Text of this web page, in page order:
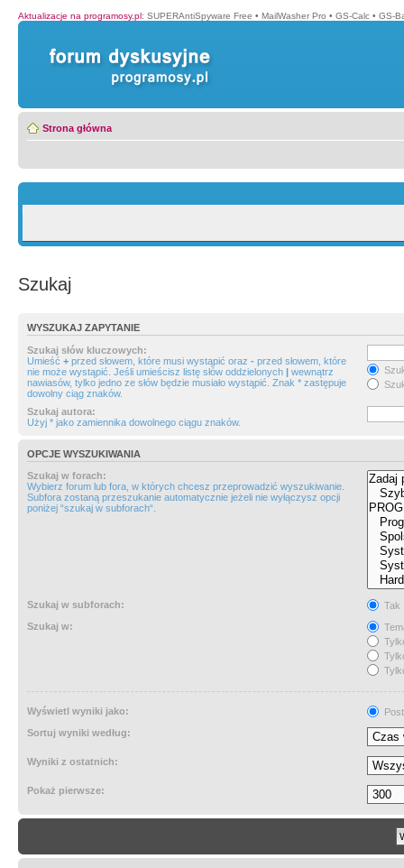
Aktualizacje na programosy.pl: SUPERAntiSpyware Free • MailWasher Pro • GS-Calc • GS-
Strona główna
Szukaj
WYSZUKAJ ZAPYTANIE
Szukaj słów kluczowych:
Umieść + przed słowem, które musi wystąpić oraz - przed słowem, które
nie może wystąpić. Jeśli umieścisz listę słów oddzielonych | wewnątrz
nawiasów, tylko jedno ze słów będzie musiało wystąpić. Znak * zastępuje
dowolny ciąg znaków.
Szukaj autora:
Użyj * jako zamiennika dowolnego ciągu znaków.
OPCJE WYSZUKIWANIA
Szukaj w forach:
Wybierz forum lub fora, w których chcesz przeprowadzić wyszukiwanie.
Subfora zostaną przeszukanie automatycznie jeżeli nie wyłączysz opcji
poniżej “szukaj w subforach“.
Szukaj w subforach:
Tak
Szukaj w:
Wyświetl wyniki jako:
Sortuj wyniki według:
Wyniki z ostatnich:
Pokaż pierwsze: